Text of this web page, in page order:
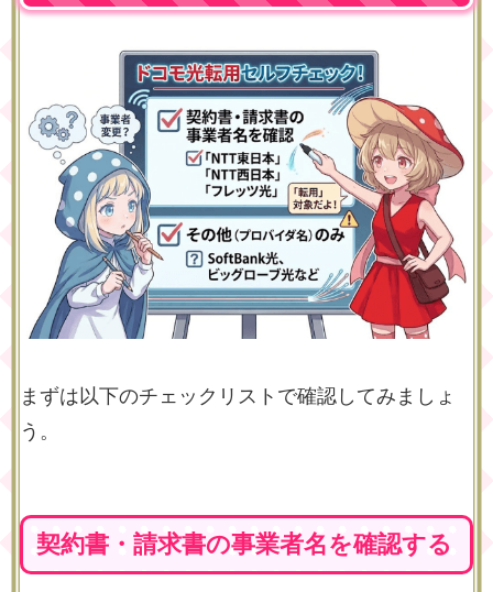
まずは以下のチェックリストで確認してみましょ
う。
契約書・請求書の事業者名を確認する